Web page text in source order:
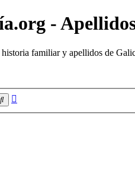
-
familiar y apellidos de
Buscar